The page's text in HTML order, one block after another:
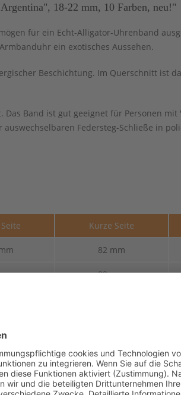
18-22 mm, 10 Farben, neu!"
für ein Echt-Alligator-Uhrenband
ein exotisches Aussehen.
Beschichtung. Im Querschnitt ist
Band ist gut geeignet für Personen
Federsteg-Schließe in
Kurze Seite
82 mm
82 mm